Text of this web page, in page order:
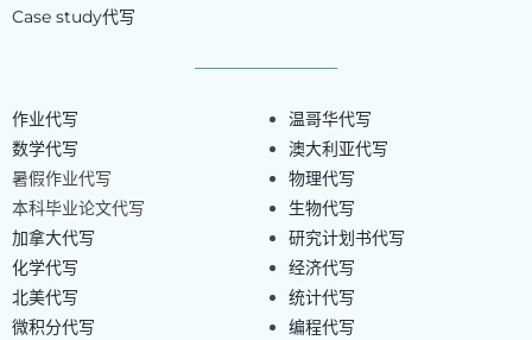
Case study代写
作业代写
数学代写
暑假作业代写
本科毕业论文代写
加拿大代写
化学代写
北美代写
微积分代写
温哥华代写
澳大利亚代写
物理代写
生物代写
研究计划书代写
经济代写
统计代写
编程代写